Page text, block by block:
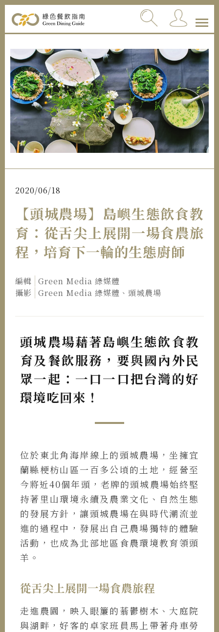
2020/06/18
【頭城農場】島嶼生態飲食教
育：從舌尖上展開一場食農旅
程，培育下一輪的生態廚師
編輯
Green Media 綠媒體
攝影
Green Media 綠媒體、頭城農場
頭城農場藉著島嶼生態飲食教
育及餐飲服務，要與國內外民
眾一起：一口一口把台灣的好
環境吃回來！
位於東北角海岸線上的頭城農場，坐擁宜
蘭縣梗枋山區一百多公頃的土地，經營至
今將近40個年頭，老牌的頭城農場始終堅
持著里山環境永續及農業文化、自然生態
的發展方針，讓頭城農場在與時代潮流並
進的過程中，發展出自己農場獨特的體驗
活動，也成為北部地區食農環境教育領頭
羊。
從舌尖上展開一場食農旅程
走進農園，映入眼簾的蓊鬱樹木、大庭院
與湖畔，好客的卓家班員馬上帶著舟車勞